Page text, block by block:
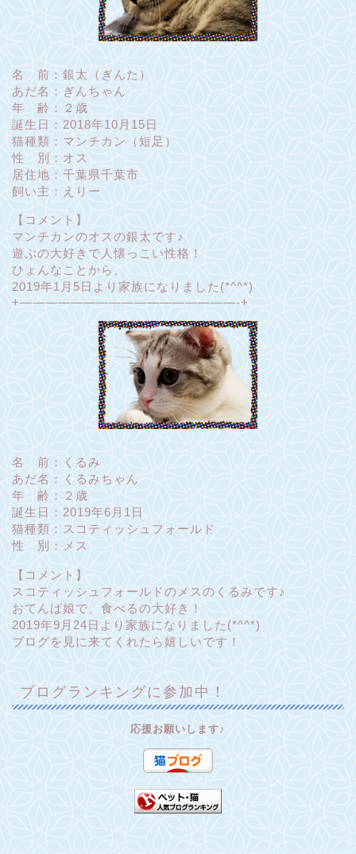
名 前：銀太（ぎんた）
あだ名：ぎんちゃん
年 齢：２歳
誕生日：2018年10月15日
猫種類：マンチカン（短足）
性 別：オス
居住地：千葉県千葉市
飼い主：えりー
【コメント】
マンチカンのオスの銀太です♪
遊ぶの大好きで人懐っこい性格！
ひょんなことから、
2019年1月5日より家族になりました(*^^*)
+—————————————————-+
名 前：くるみ
あだ名：くるみちゃん
年 齢：２歳
誕生日：2019年6月1日
猫種類：スコティッシュフォールド
性 別：メス
【コメント】
スコティッシュフォールドのメスのくるみです♪
おてんば娘で、食べるの大好き！
2019年9月24日より家族になりました(*^^*)
ブログを見に来てくれたら嬉しいです！
ブログランキングに参加中！
応援お願いします♪